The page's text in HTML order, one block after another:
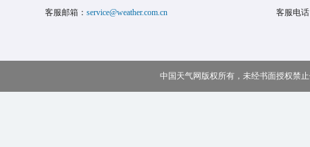
客服邮箱： service@weather.com.cn 客服电
中国天气网版权所有，未经书面授权